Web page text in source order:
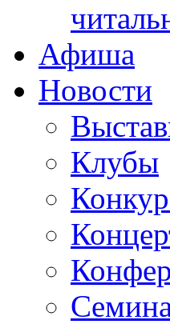
Афиша
Новости
Клубы